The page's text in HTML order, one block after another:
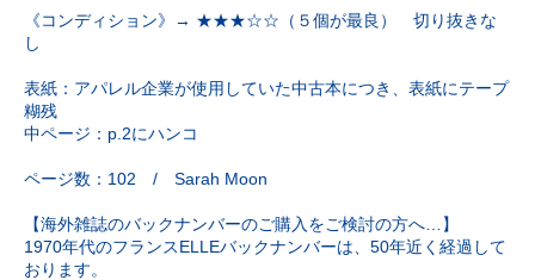
《コンディション》→ ★★★☆☆（５個が最良） 切り抜きな
し
表紙：アパレル企業が使用していた中古本につき、表紙にテープ
糊残
中ページ：p.2にハンコ
ページ数：102 / Sarah Moon
【海外雑誌のバックナンバーのご購入をご検討の方へ…】
1970年代のフランスELLEバックナンバーは、50年近く経過して
おります。